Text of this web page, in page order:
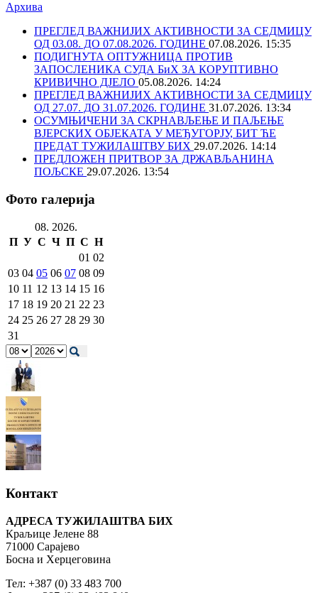
Архива
ПРЕГЛЕД ВАЖНИЈИХ АКТИВНОСТИ ЗА СЕДМИЦУ
ОД 03.08. ДО 07.08.2026. ГОДИНЕ 07.08.2026. 15:35
ПОДИГНУТА ОПТУЖНИЦА ПРОТИВ
ЗАПОСЛЕНИКА СУДА БиХ ЗА КОРУПТИВНО
КРИВИЧНО ДЈЕЛО 05.08.2026. 14:24
ПРЕГЛЕД ВАЖНИЈИХ АКТИВНОСТИ ЗА СЕДМИЦУ
ОД 27.07. ДО 31.07.2026. ГОДИНЕ 31.07.2026. 13:34
ОСУМЊИЧЕНИ ЗА СКРНАВЉЕЊЕ И ПАЉЕЊЕ
ВЈЕРСКИХ ОБЈЕКАТА У МЕЂУГОРЈУ, БИТ ЋЕ
ПРЕДАТ ТУЖИЛАШТВУ БИХ 29.07.2026. 14:14
ПРЕДЛОЖЕН ПРИТВОР ЗА ДРЖАВЉАНИНА
ПОЉСКЕ 29.07.2026. 13:54
Фото галерија
08. 2026.
П У С Ч П С Н
01 02
03 04 05 06 07 08 09
10 11 12 13 14 15 16
17 18 19 20 21 22 23
24 25 26 27 28 29 30
31
Контакт
АДРЕСА ТУЖИЛАШТВА БИХ
Краљице Јелене 88
71000 Сарајево
Босна и Херцеговина
Тел: +387 (0) 33 483 700